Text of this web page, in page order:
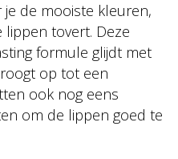
de mooiste kleuren,
lippen tovert. Deze
formule glijdt met
op tot een
ook nog eens
om de lippen goed te